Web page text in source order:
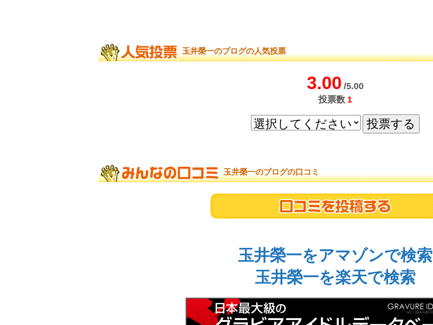
玉井榮一のブログの人気投票
3.00 /5.00
投票数 1
玉井榮一のブログの口コミ
玉井榮一をアマゾンで検索
玉井榮一を楽天で検索